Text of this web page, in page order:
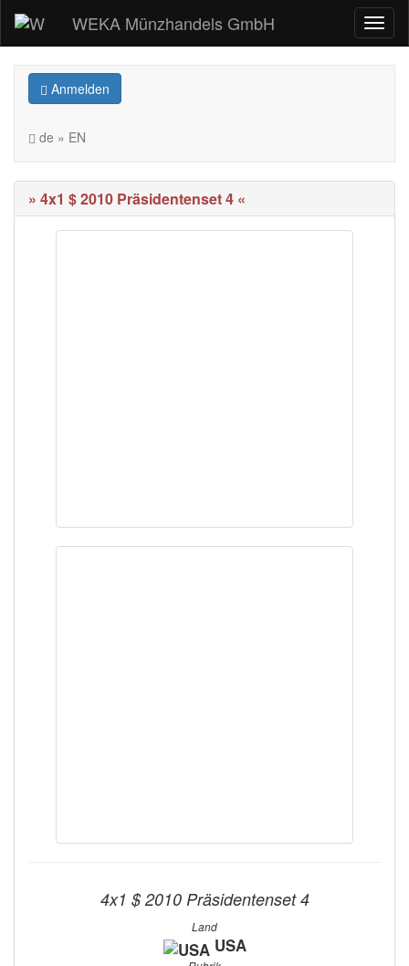
WEKA Münzhandels GmbH
Anmelden
de » EN
» 4x1 $ 2010 Präsidentenset 4 «
4x1 $ 2010 Präsidentenset 4
Land
USA